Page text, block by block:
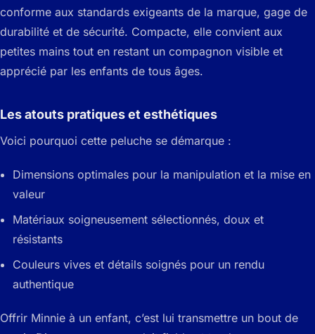
conforme aux standards exigeants de la marque, gage de
durabilité et de sécurité. Compacte, elle convient aux
petites mains tout en restant un compagnon visible et
apprécié par les enfants de tous âges.
Les atouts pratiques et esthétiques
Voici pourquoi cette peluche se démarque :
Dimensions optimales pour la manipulation et la mise en
valeur
Matériaux soigneusement sélectionnés, doux et
résistants
Couleurs vives et détails soignés pour un rendu
authentique
Offrir Minnie à un enfant, c’est lui transmettre un bout de